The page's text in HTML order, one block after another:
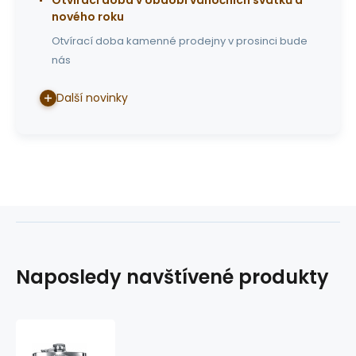
nového roku
Otvírací doba kamenné prodejny v prosinci bude
nás
Další novinky
Naposledy navštívené produkty